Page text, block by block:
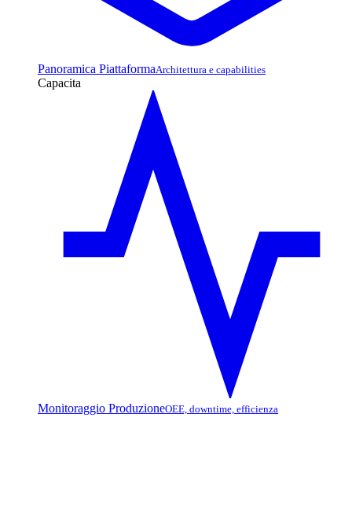
Panoramica PiattaformaArchitettura e capabilities
Capacita
Monitoraggio ProduzioneOEE, downtime, efficienza